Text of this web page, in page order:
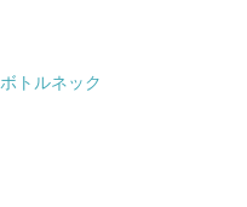
ボトルネック